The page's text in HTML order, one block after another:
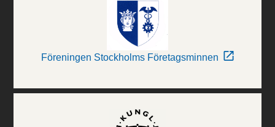
Föreningen Stockholms Företagsminnen